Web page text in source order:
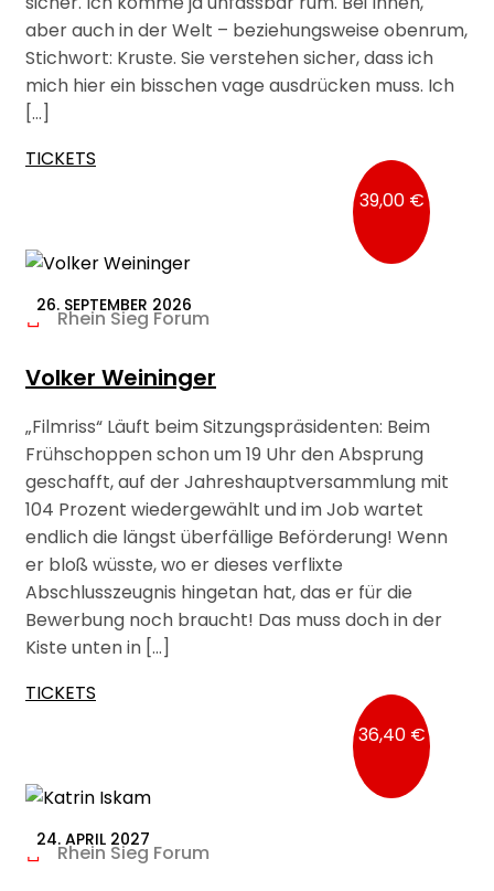
aber auch in der Welt – beziehungsweise obenrum,
Stichwort: Kruste. Sie verstehen sicher, dass ich
mich hier ein bisschen vage ausdrücken muss. Ich
[…]
TICKETS
26. SEPTEMBER 2026
39,00 €
Rhein Sieg Forum
Volker Weininger
„Filmriss“ Läuft beim Sitzungspräsidenten: Beim
Frühschoppen schon um 19 Uhr den Absprung
geschafft, auf der Jahreshauptversammlung mit
104 Prozent wiedergewählt und im Job wartet
endlich die längst überfällige Beförderung! Wenn
er bloß wüsste, wo er dieses verflixte
Abschlusszeugnis hingetan hat, das er für die
Bewerbung noch braucht! Das muss doch in der
Kiste unten in […]
TICKETS
24. APRIL 2027
36,40 €
Rhein Sieg Forum